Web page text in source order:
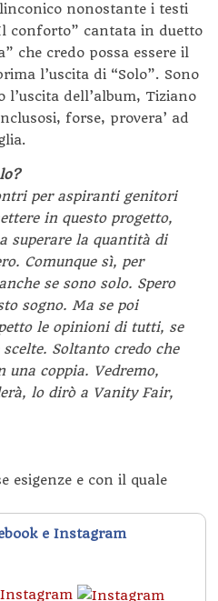
nonostante i testi
conforto” cantata in duetto
che credo possa essere il
l’uscita di “Solo”. Sono
dell’album, Tiziano
forse, provera’ ad
per aspiranti genitori
in questo progetto,
superare la quantità di
Comunque sì, per
se sono solo. Spero
sogno. Ma se poi
le opinioni di tutti, se
Soltanto credo che
una coppia. Vedremo,
lo dirò a Vanity Fair,
esigenze e con il quale
e Instagram
Instagram